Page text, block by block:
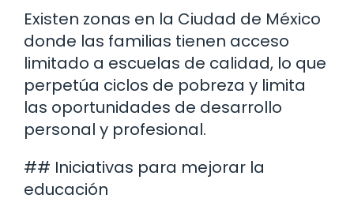
Existen zonas en la Ciudad de México
donde las familias tienen acceso
limitado a escuelas de calidad, lo que
perpetúa ciclos de pobreza y limita
las oportunidades de desarrollo
personal y profesional.
## Iniciativas para mejorar la
educación